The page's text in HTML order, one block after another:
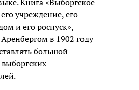
учреждение, его
и его роспуск»,
в 1902 году
большой